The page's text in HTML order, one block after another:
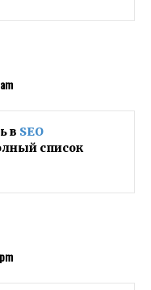
в SEO
список